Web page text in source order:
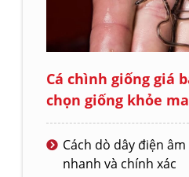
Cá chình giống giá
chọn giống khỏe
Cách dò dây điện
nhanh và chính xác